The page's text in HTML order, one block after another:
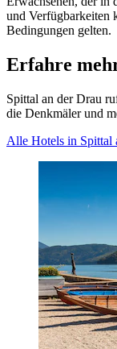
und Verfügbarkeiten
Bedingungen gelten.
Erfahre
Spittal an der Drau
die Denkmäler und
Alle Hotels in Spittal